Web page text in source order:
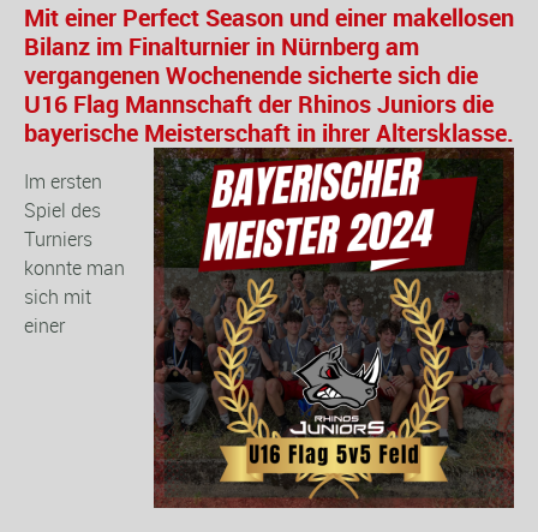
Mit einer Perfect Season und einer makellosen
Bilanz im Finalturnier in Nürnberg am
vergangenen Wochenende sicherte sich die
U16 Flag Mannschaft der Rhinos Juniors die
bayerische Meisterschaft in ihrer Altersklasse.
Im ersten
Spiel des
Turniers
konnte man
sich mit
einer